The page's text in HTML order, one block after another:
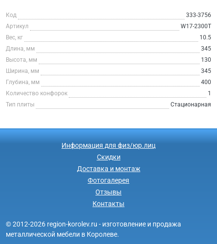
Код
333-3756
Артикул
W17-2300T
Вес, кг
10.5
Длина, мм
345
Высота, мм
130
Ширина, мм
345
Глубина, мм
400
Количество конфорок
1
Тип плиты
Стационарная
Информация для физ/юр.лиц
Скидки
Доставка и монтаж
Фотогалерея
Отзывы
Контакты
© 2012-2026 region-korolev.ru - изготовление и продажа
металлической мебели в Королеве.